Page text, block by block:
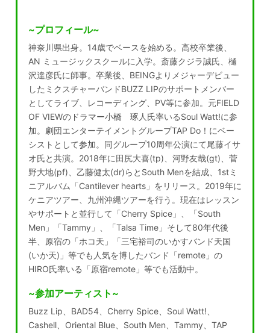
~プロフィール~
神奈川県出身。14歳でベースを始める。高校卒業後、
AN ミュージックスクールに入学。斎藤クジラ誠氏、樋
沢達彦氏に師事。卒業後、BEINGよりメジャーデビュー
したミクスチャーバンドBUZZ LIPのサポートメンバー
としてライブ、レコーディング、PV等に参加。元FIELD
OF VIEWのドラマー小橋 琢人氏率いるSoul Watt!に参
加。劇団エンターテイメントグループTAP Do！にベー
シストとして参加。同グループ10周年公演にて尾藤イサ
オ氏と共演。2018年に田尻大喜(tp)、河野友哉(gt)、菅
野大地(pf)、乙藤健太(dr)らとSouth Menを結成、1stミ
ニアルバム「Cantilever hearts」をリリース。2019年に
ケニアツアー、九州沖縄ツアーを行う。現在はレッスン
やサポートと並行して「Cherry Spice」、「South
Men」「Tammy」、「Talsa Time」そして80年代後
半、原宿の「ホコ天」「三宅裕司のいかすバンド天国
(いか天)」等でも人気を博したバンド「remote」の
HIRO氏率いる「原宿remote」等でも活動中。
~参加アーティスト~
Buzz Lip、BAD54、Cherry Spice、Soul Watt!、
Cashell、Oriental Blue、South Men、Tammy、TAP